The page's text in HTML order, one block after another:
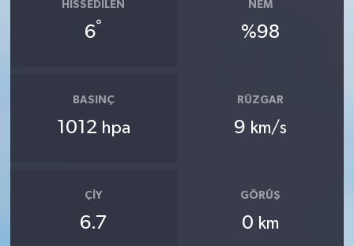
HISSEDILEN
6°
NEM
%98
BASINÇ
1012 hpa
RÜZGAR
9 km/s
ÇIY
6.7
GÖRÜŞ
0 km